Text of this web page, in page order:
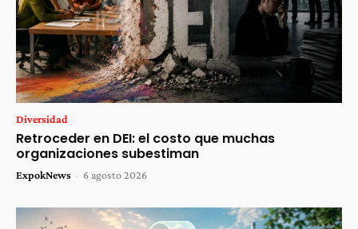
Diversidad
Retroceder en DEI: el costo que muchas
organizaciones subestiman
ExpokNews - 6 agosto 2026